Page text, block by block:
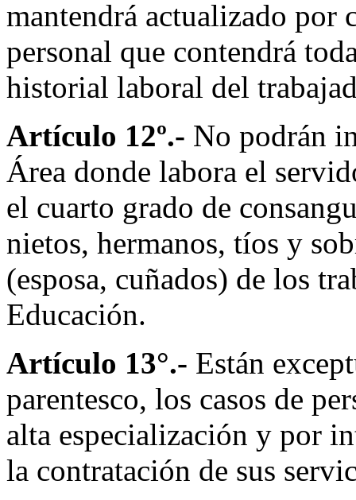
mantendrá actualizado por
personal que contendrá
historial laboral del
Artículo 12º.- No podrán
Área donde labora el
el cuarto grado de
nietos, hermanos, tíos y
(esposa, cuñados) de los
Educación.
Artículo 13°.- Están
parentesco, los casos de
alta especialización y por
la contratación de sus